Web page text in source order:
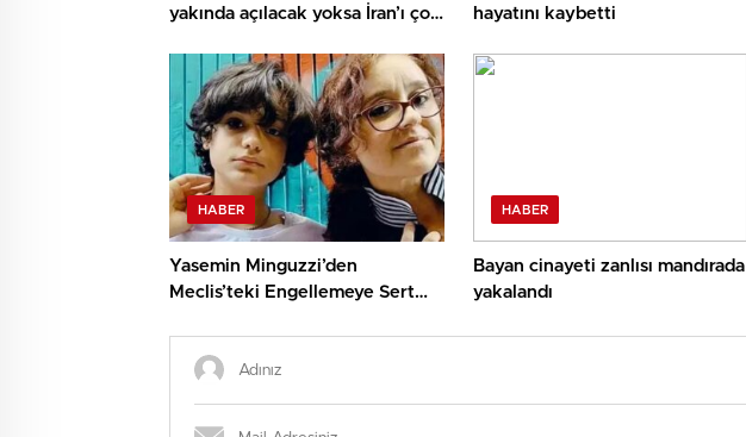
yakında açılacak yoksa İran’ı çok
hayatını kaybetti
HABER
Yasemin Minguzzi’den
Meclis’teki Engellemeye Sert
HABER
Bayan cinayeti zanlısı mandırada
yakalandı